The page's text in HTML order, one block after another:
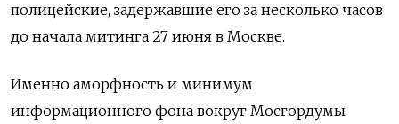
полицейские, задержавшие его за несколько часов
до начала митинга 27 июня в Москве.
Именно аморфность и минимум
информационного фона вокруг Мосгордумы